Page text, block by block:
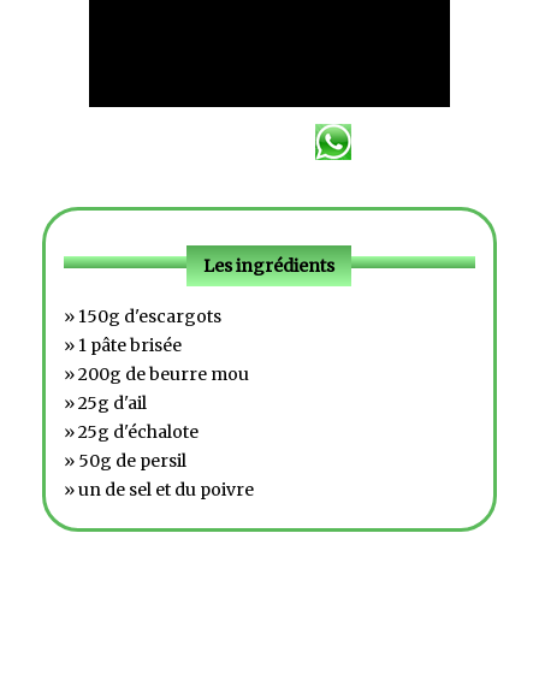
Les ingrédients
» 150g d'escargots
» 1 pâte brisée
» 200g de beurre mou
» 25g d'ail
» 25g d'échalote
» 50g de persil
» un de sel et du poivre